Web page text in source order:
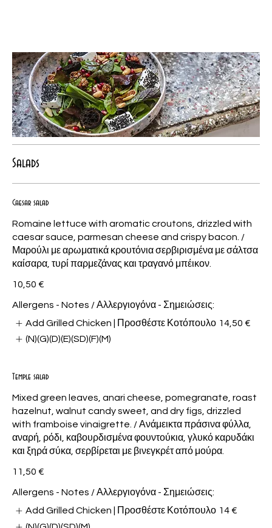
Salads
Caesar salad
Romaine lettuce with aromatic croutons, drizzled with
caesar sauce, parmesan cheese and crispy bacon. /
Μαρούλι με αρωματικά κρουτόνια σερβιρισμένα με σάλτσα
καίσαρα, τυρί παρμεζάνας και τραγανό μπέικον.
10,50 €
Allergens - Notes / Αλλεργιογόνα - Σημειώσεις:
Add Grilled Chicken | Προσθέστε Κοτόπουλο 14,50 €
(N)(G)(D)(E)(SD)(F)(M)
Temple salad
Mixed green leaves, anari cheese, pomegranate, roast
hazelnut, walnut candy sweet, and dry figs, drizzled
with framboise vinaigrette. / Ανάμεικτα πράσινα φύλλα,
αναρή, ρόδι, καβουρδισμένα φουντούκια, γλυκό καρυδάκι
και ξηρά σύκα, σερβίρεται με βινεγκρέτ από μούρα.
11,50 €
Allergens - Notes / Αλλεργιογόνα - Σημειώσεις:
Add Grilled Chicken | Προσθέστε Κοτόπουλο 14 €